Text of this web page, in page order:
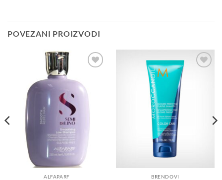
POVEZANI PROIZVODI
ALFAPARF BRENDOVI